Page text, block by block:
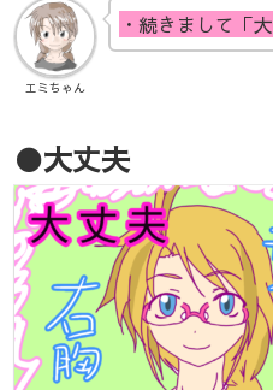
エミちゃん
・続きまして「
●大丈夫